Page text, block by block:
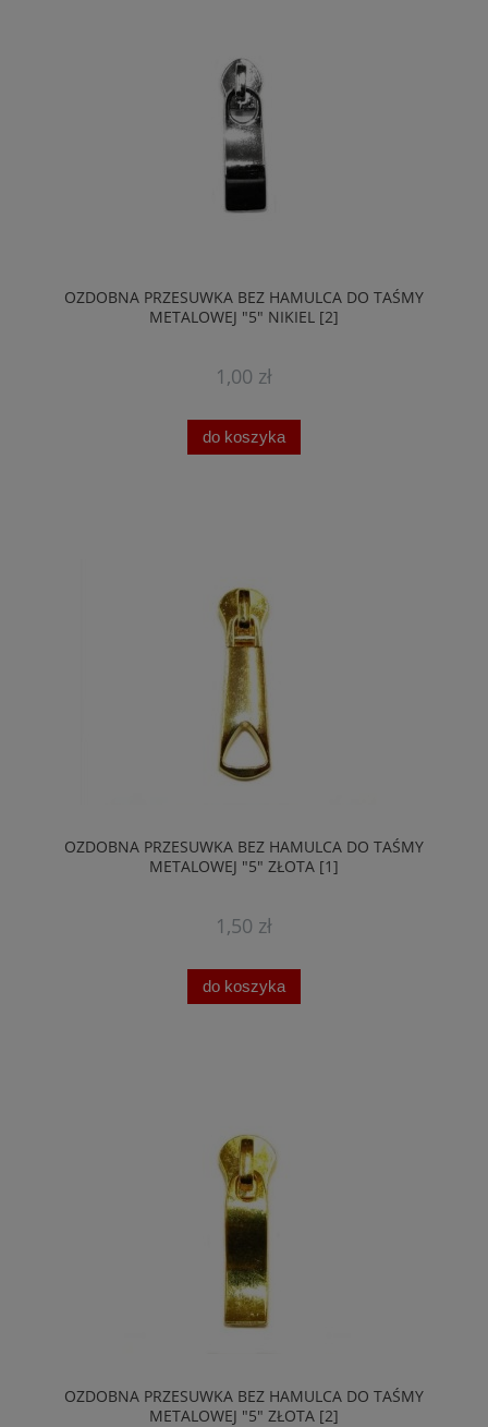
OZDOBNA PRZESUWKA BEZ HAMULCA DO TAŚMY
METALOWEJ "5" NIKIEL [2]
1,00 zł
do koszyka
OZDOBNA PRZESUWKA BEZ HAMULCA DO TAŚMY
METALOWEJ "5" ZŁOTA [1]
1,50 zł
do koszyka
OZDOBNA PRZESUWKA BEZ HAMULCA DO TAŚMY
METALOWEJ "5" ZŁOTA [2]